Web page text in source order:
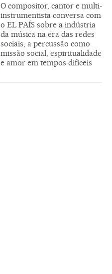
O compositor, cantor e multi-
instrumentista conversa com
o EL PAÍS sobre a indústria
da música na era das redes
sociais, a percussão como
missão social, espiritualidade
e amor em tempos difíceis